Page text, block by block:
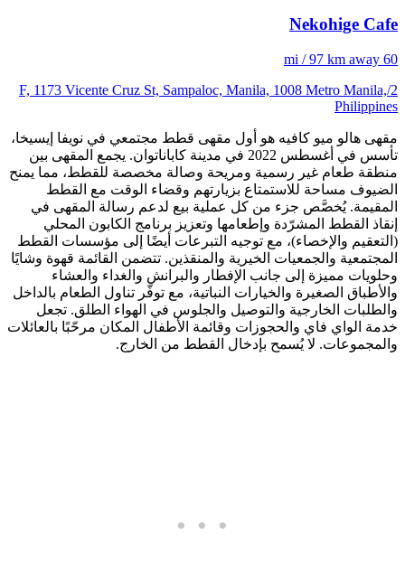
Nekohige Cafe
60 mi / 97 km away
2/F, 1173 Vicente Cruz St, Sampaloc, Manila, 1008 Metro Manila,
Philippines
مقهى هالو ميو كافيه هو أول مقهى قطط مجتمعي في نويفا إيسيخا،
تأسس في أغسطس 2022 في مدينة كاباناتوان. يجمع المقهى بين
منطقة طعام غير رسمية ومريحة وصالة مخصصة للقطط، مما يمنح
الضيوف مساحة للاستمتاع بزيارتهم وقضاء الوقت مع القطط
المقيمة. يُخصَّص جزء من كل عملية بيع لدعم رسالة المقهى في
إنقاذ القطط المشرّدة وإطعامها وتعزيز برنامج الكابون المحلي
(التعقيم والإخصاء)، مع توجيه التبرعات أيضًا إلى مؤسسات القطط
المجتمعية والجمعيات الخيرية والمنقذين. تتضمن القائمة قهوة وشايًا
وحلويات مميزة إلى جانب الإفطار والبرانش والغداء والعشاء
والأطباق الصغيرة والخيارات النباتية، مع توفّر تناول الطعام بالداخل
والطلبات الخارجية والتوصيل والجلوس في الهواء الطلق. تجعل
خدمة الواي فاي والحجوزات وقائمة الأطفال المكان مرحّبًا بالعائلات
والمجموعات. لا يُسمح بإدخال القطط من الخارج.